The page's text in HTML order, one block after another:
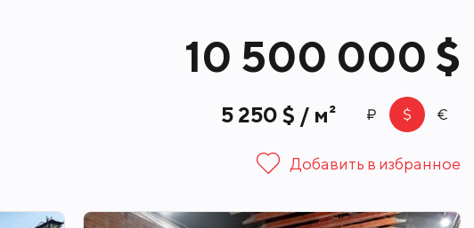
Добавить в избранное
10 500 000 $
5 250 $ / м²